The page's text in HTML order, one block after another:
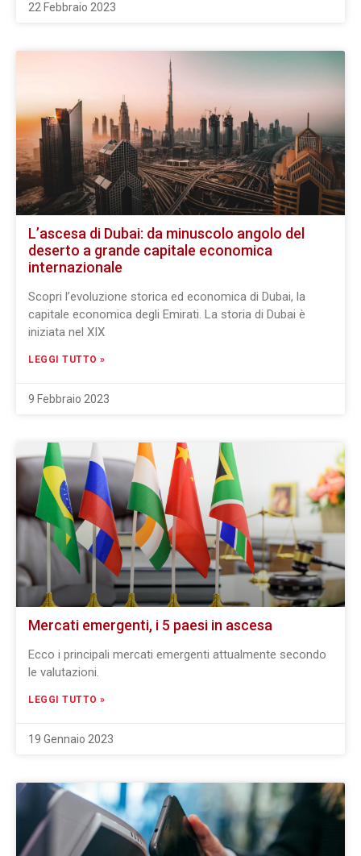
22 Febbraio 2023
L’ascesa di Dubai: da minuscolo angolo del
deserto a grande capitale economica
internazionale
Scopri l’evoluzione storica ed economica di Dubai, la
capitale economica degli Emirati. La storia di Dubai è
iniziata nel XIX
LEGGI TUTTO »
9 Febbraio 2023
Mercati emergenti, i 5 paesi in ascesa
Ecco i principali mercati emergenti attualmente secondo
le valutazioni.
LEGGI TUTTO »
19 Gennaio 2023